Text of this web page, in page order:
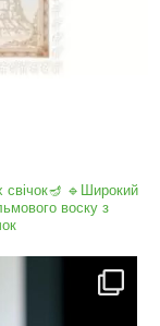
свічок🪔 🔹Широкий
воску з